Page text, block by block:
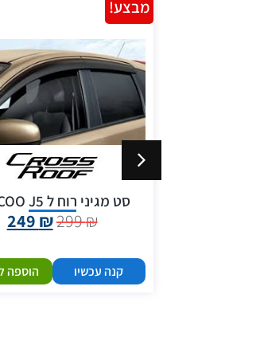
סט מגיני רוח ל JAECOO J5
299₪
249 ₪
קנה עכשיו הוספה
מבצע!